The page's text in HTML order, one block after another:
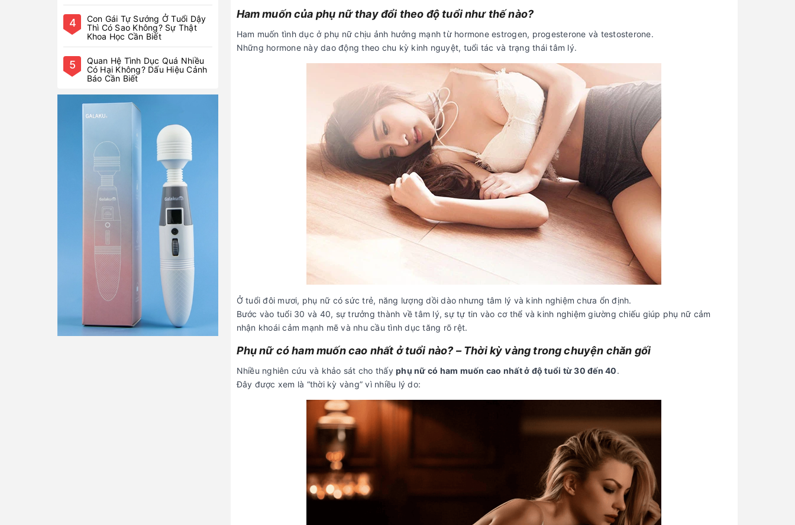
Ham muốn của phụ nữ thay đổi theo độ tuổi như thế nào?
Ham muốn tình dục ở phụ nữ chịu ảnh hưởng mạnh từ hormone estrogen, progesterone và testosterone.
Những hormone này dao động theo chu kỳ kinh nguyệt, tuổi tác và trạng thái tâm lý.
Ở tuổi đôi mươi, phụ nữ có sức trẻ, năng lượng dồi dào nhưng tâm lý và kinh nghiệm chưa ổn định.
Bước vào tuổi 30 và 40, sự trưởng thành về tâm lý, sự tự tin vào cơ thể và kinh nghiệm giường chiếu giúp phụ nữ cảm
nhận khoái cảm mạnh mẽ và nhu cầu tình dục tăng rõ rệt.
Phụ nữ có ham muốn cao nhất ở tuổi nào? – Thời kỳ vàng trong chuyện chăn gối
Nhiều nghiên cứu và khảo sát cho thấy phụ nữ có ham muốn cao nhất ở độ tuổi từ 30 đến 40.
Đây được xem là “thời kỳ vàng” vì nhiều lý do:
4
Con Gái Tự Sướng Ở Tuổi Dậy
Thì Có Sao Không? Sự Thật
Khoa Học Cần Biết
5
Quan Hệ Tình Dục Quá Nhiều
Có Hại Không? Dấu Hiệu Cảnh
Báo Cần Biết